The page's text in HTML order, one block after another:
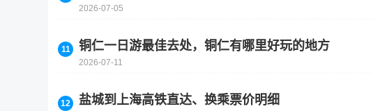
2026-07-05
铜仁一日游最佳去处，铜仁有哪里好玩的地方
2026-07-11
盐城到上海高铁直达、换乘票价明细